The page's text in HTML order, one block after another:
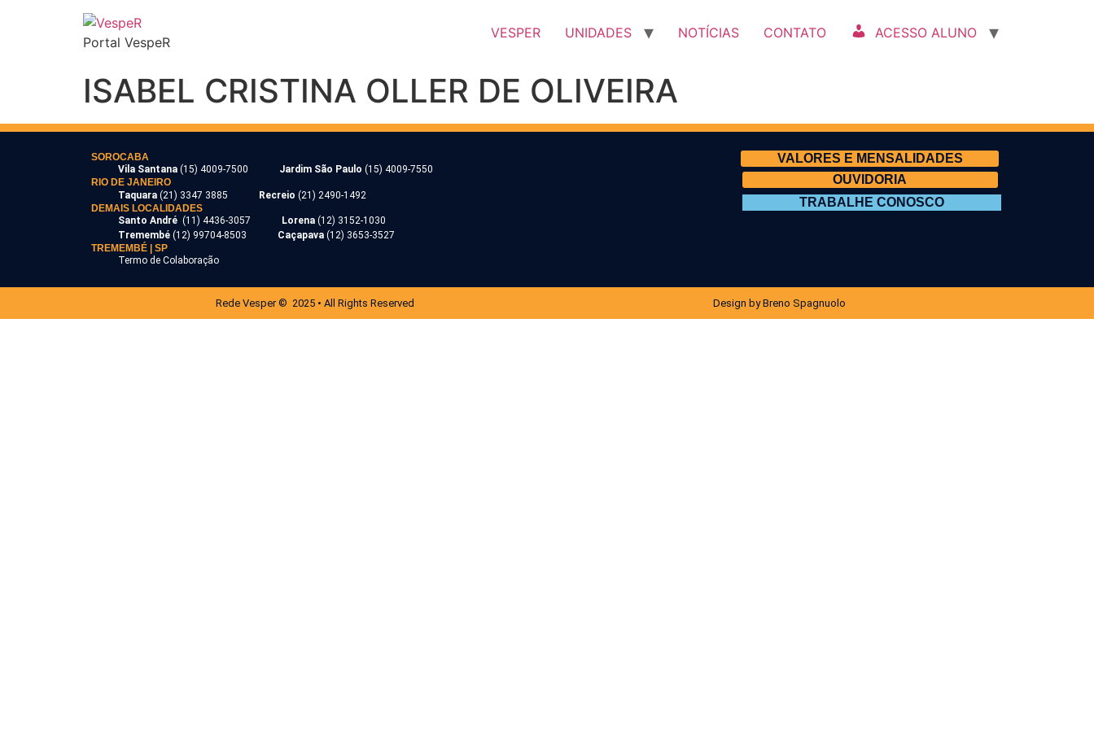
Portal VespeR
VESPER UNIDADES NOTÍCIAS CONTATO ACESSO ALUNO
ISABEL CRISTINA OLLER DE OLIVEIRA
SOROCABA
Vila Santana (15) 4009-7500 Jardim São Paulo (15) 4009-7550
RIO DE JANEIRO
Taquara (21) 3347 3885 Recreio (21) 2490-1492
DEMAIS LOCALIDADES
Santo André (11) 4436-3057 Lorena (12) 3152-1030
Tremembé (12) 99704-8503 Caçapava (12) 3653-3527
TREMEMBÉ | SP
Termo de Colaboração
VALORES E MENSALIDADES
OUVIDORIA
TRABALHE CONOSCO
Rede Vesper © 2025 • All Rights Reserved Design by Breno Spagnuolo